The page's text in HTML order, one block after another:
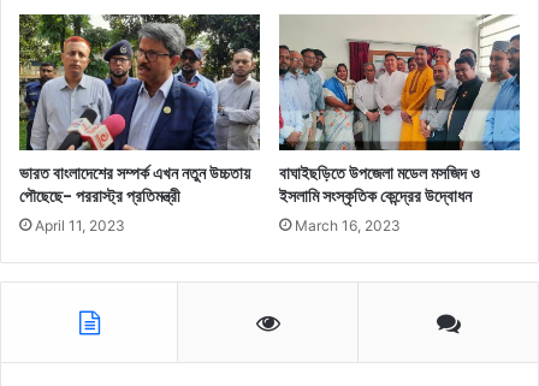
ভারত বাংলাদেশের সম্পর্ক এখন নতুন উচ্চতায়
পৌছেছে- পররাস্ট্র প্রতিমন্ত্রী
April 11, 2023
বাঘাইছড়িতে উপজেলা মডেল মসজিদ ও
ইসলামি সংস্কৃতিক কেন্দ্রের উদ্বোধন
March 16, 2023